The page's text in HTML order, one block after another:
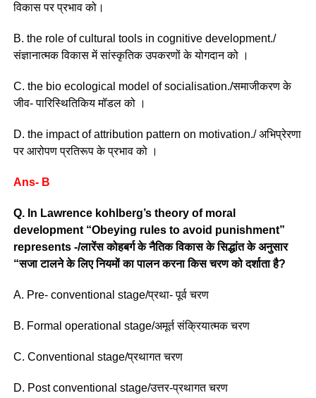
विकास पर प्रभाव को।
B. the role of cultural tools in cognitive development./
संज्ञानात्मक विकास में सांस्कृतिक उपकरणों के योगदान को ।
C. the bio ecological model of socialisation./समाजीकरण के
जीव- पारिस्थितिकिय मॉडल को ।
D. the impact of attribution pattern on motivation./ अभिप्रेरणा
पर आरोपण प्रतिरूप के प्रभाव को ।
Ans- B
Q. In Lawrence kohlberg’s theory of moral
development “Obeying rules to avoid punishment”
represents -/लारेंस कोहबर्ग के नैतिक विकास के सिद्धांत के अनुसार
“सजा टालने के लिए नियमों का पालन करना किस चरण को दर्शाता है?
A. Pre- conventional stage/प्रथा- पूर्व चरण
B. Formal operational stage/अमूर्त संक्रियात्मक चरण
C. Conventional stage/प्रथागत चरण
D. Post conventional stage/उत्तर-प्रथागत चरण